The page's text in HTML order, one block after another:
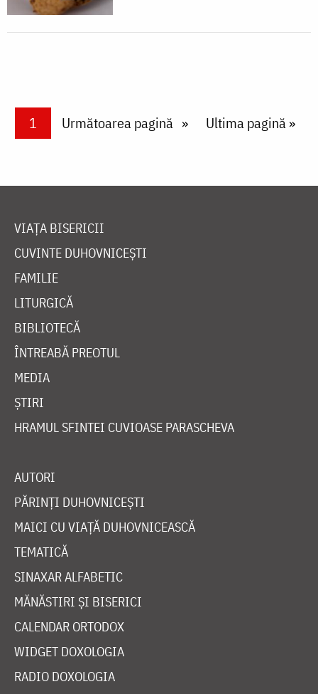
PaginareCurrent page
1 Next page
Următoarea pagină Last page
Ultima pagină »
VIAȚA BISERICII
CUVINTE DUHOVNICEȘTI
FAMILIE
LITURGICĂ
BIBLIOTECĂ
ÎNTREABĂ PREOTUL
MEDIA
ȘTIRI
HRAMUL SFINTEI CUVIOASE PARASCHEVA
AUTORI
PĂRINȚI DUHOVNICEȘTI
MAICI CU VIAȚĂ DUHOVNICEASCĂ
TEMATICĂ
SINAXAR ALFABETIC
MĂNĂSTIRI ȘI BISERICI
CALENDAR ORTODOX
WIDGET DOXOLOGIA
RADIO DOXOLOGIA